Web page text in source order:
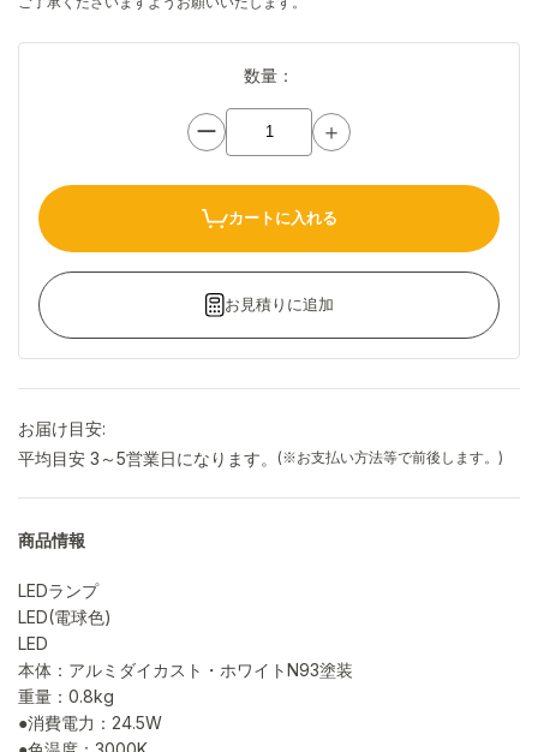
数量：
ー ＋
カートに入れる
お見積りに追加
お届け目安:
平均目安 3～5営業日になります。
(※お支払い方法等で前後します。)
商品情報
LEDランプ
LED(電球色)
LED
本体：アルミダイカスト・ホワイトN93塗装
重量：0.8kg
●消費電力：24.5W